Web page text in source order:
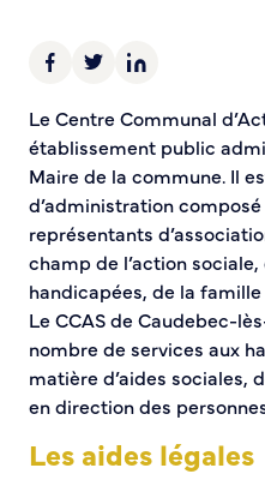
Le Centre Communal
établissement public
Maire de la commune. Il
d’administration
représentants
champ de l’action
handicapées, de la
Le CCAS de Caudebec-
nombre de services aux
matière d’aides sociales,
en direction des
Les aides légales
Sécurité tranquillité
Police municipale
Pré-plainte en ligne
Tranquillité vacances
Vidéoprotection
Aide à l’installation
Horaires pour le
Infos pratiques
Plan de Ville
Numéros d’urgence
Location de salles
Annuaire des services